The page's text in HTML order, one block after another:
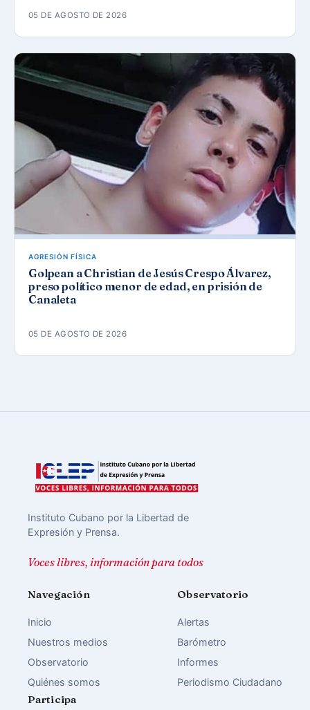
05 DE AGOSTO DE 2026
AGRESIÓN FÍSICA
Golpean a Christian de Jesús Crespo Álvarez,
preso político menor de edad, en prisión de
Canaleta
05 DE AGOSTO DE 2026
Instituto Cubano por la Libertad de
Expresión y Prensa.
Voces libres, información para todos
Navegación
Inicio
Nuestros medios
Observatorio
Quiénes somos
Observatorio
Alertas
Barómetro
Informes
Periodismo Ciudadano
Participa